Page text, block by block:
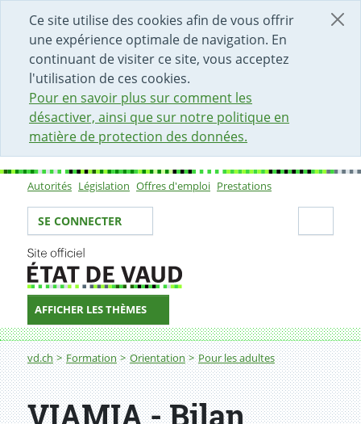
Ce site utilise des cookies afin de vous offrir
une expérience optimale de navigation. En
continuant de visiter ce site, vous acceptez
l'utilisation de ces cookies.
Pour en savoir plus sur comment les
désactiver, ainsi que sur notre politique en
matière de protection des données.
DÉBUT DU CONTENU DE LA PAGE
ACCÈS AU CHAMP DE RECHERCHE
PAGE D'ACCUEIL
FORMULAIRE DE CONTACT
Sous-navigation
Autorités Législation Offres d'emploi Prestations
Votre identité
SE CONNECTER
AFFICHER LES THÈMES
Fil d'Ariane
vd.ch Formation Orientation Pour les adultes
VIAMIA - Bilan